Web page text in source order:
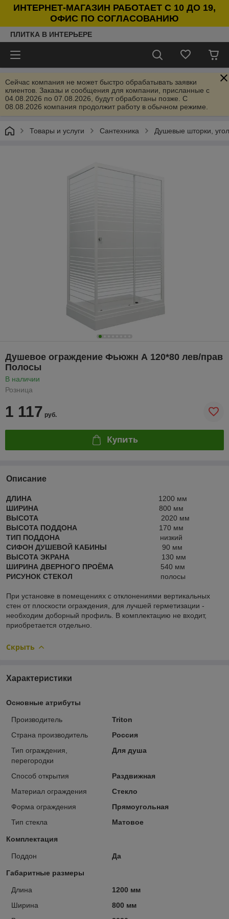
ИНТЕРНЕТ-МАГАЗИН РАБОТАЕТ С 10 ДО 19,
ОФИС ПО СОГЛАСОВАНИЮ
ПЛИТКА В ИНТЕРЬЕРЕ
Сейчас компания не может быстро обрабатывать заявки
клиентов. Заказы и сообщения для компании, присланные с
04.08.2026 по 07.08.2026, будут обработаны позже. С
08.08.2026 компания продолжит работу в обычном режиме.
Товары и услуги Сантехника Душевые шторки,
Душевое ограждение Фьюжн А 120*80 лев/прав
Полосы
В наличии
Розница
1 117 руб.
Купить
Описание
ДЛИНА 1200 мм
ШИРИНА 800 мм
ВЫСОТА 2020 мм
ВЫСОТА ПОДДОНА 170 мм
ТИП ПОДДОНА низкий
СИФОН ДУШЕВОЙ КАБИНЫ 90 мм
ВЫСОТА ЭКРАНА 130 мм
ШИРИНА ДВЕРНОГО ПРОЁМА 540 мм
РИСУНОК СТЕКОЛ полосы
При установке в помещениях с отклонениями вертикальных
стен от плоскости ограждения, для лучшей герметизации -
необходим доборный профиль. В комплектацию не входит,
приобретается отдельно.
Скрыть
Характеристики
Основные атрибуты
Производитель
Triton
Страна производитель
Россия
Тип ограждения,
перегородки
Для душа
Способ открытия
Раздвижная
Материал ограждения
Стекло
Форма ограждения
Прямоугольная
Тип стекла
Матовое
Комплектация
Поддон Да
Габаритные размеры
Длина
1200 мм
Ширина
800 мм